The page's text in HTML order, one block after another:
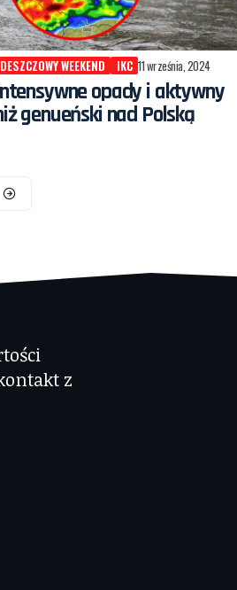
DESZCZOWY WEEKEND IKC 11 września, 2024
opady i aktywny
genueński nad Polską
z